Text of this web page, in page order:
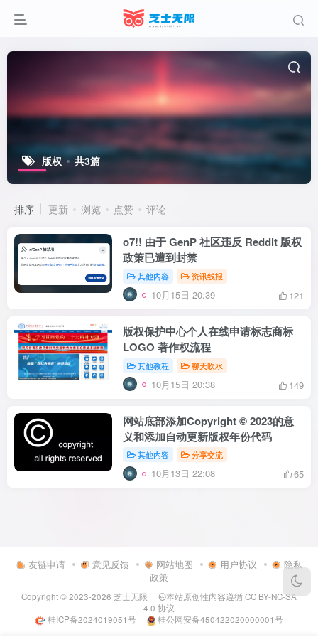
版权 共3篇
排序 更新 浏览 点赞 评论
o7!! 由于 GenP 社区违反 Reddit 版权
政策已遭到封禁
其他内容 资讯线报
10月15日 20:39 121
版权保护中心个人在线申请标志商标
LOGO 著作权流程
其他教程 聊天吹水
10月15日 20:38 149
网站底部添加Copyright © 2023的意
义和添加自动更新版权年份代码
其他内容 分享交流
10月13日 22:08 65
友链申请 意见反馈 网站地图 用户协议
隐私
政策
Copyright © 2023-2026 芝士无限 本站原创性内容遵循CC BY-NC-SA
4.0 协议
桂ICP备2024019051号
桂公网安备450422020000001号